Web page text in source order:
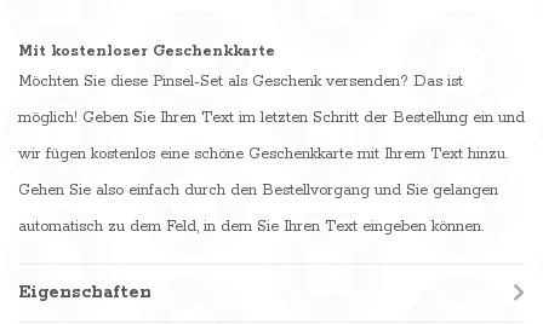
Mit kostenloser Geschenkkarte
Möchten Sie diese Pinsel-Set als Geschenk versenden? Das ist
möglich! Geben Sie Ihren Text im letzten Schritt der Bestellung ein und
wir fügen kostenlos eine schöne Geschenkkarte mit Ihrem Text hinzu.
Gehen Sie also einfach durch den Bestellvorgang und Sie gelangen
automatisch zu dem Feld, in dem Sie Ihren Text eingeben können.
Eigenschaften